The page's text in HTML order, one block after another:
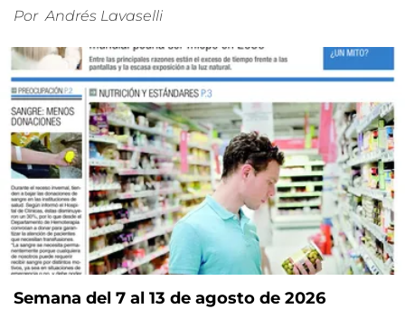
Por Andrés Lavaselli
Semana del 7 al 13 de agosto de 2026